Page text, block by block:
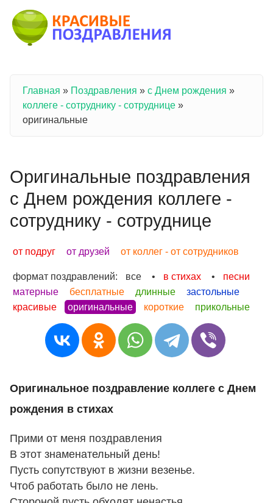
Вы здесь
Главная » Поздравления » с Днем рождения »
коллеге - сотруднику - сотруднице »
оригинальные
Оригинальные поздравления
с Днем рождения коллеге -
сотруднику - сотруднице
от подруг от друзей от коллег - от сотрудников
формат поздравлений: все • в стихах •
песни
матерные
бесплатные длинные
застольные
красивые
оригинальные короткие прикольные
Оригинальное поздравление коллеге с Днем
рождения в стихах
Прими от меня поздравления
В этот знаменательный день!
Пусть сопутствуют в жизни везенье.
Чтоб работать было не лень.